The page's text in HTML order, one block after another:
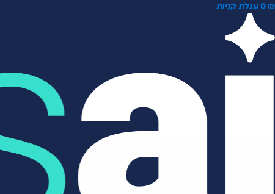
₪
0 עגלת קניות